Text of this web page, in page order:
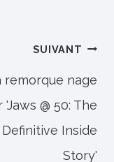
SUIVANT
remorque nage
'Jaws @ 50: The
Definitive Inside
Story'